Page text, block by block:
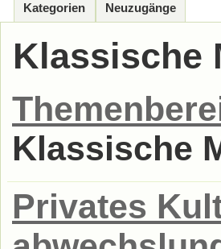
Kategorien Neuzugänge
Klassische
Klassische
Privates